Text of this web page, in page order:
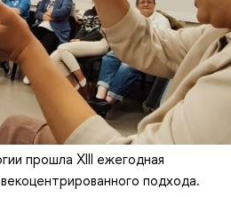
прошла XIII ежегодная
подхода.